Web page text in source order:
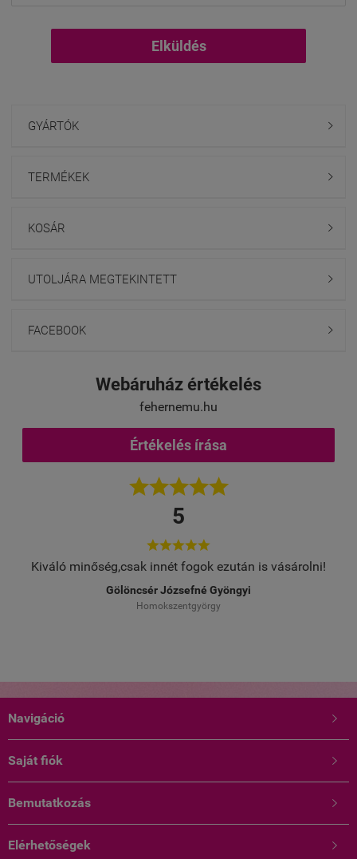
Elküldés
GYÁRTÓK 
TERMÉKEK 
KOSÁR 
UTOLJÁRA MEGTEKINTETT 
FACEBOOK 
Webáruház értékelés
fehernemu.hu
Értékelés írása

5

Kiváló minőség,csak innét fogok ezután is vásárolni!
Gölöncsér Józsefné Gyöngyi
Homokszentgyörgy
Navigáció 
Saját fiók 
Bemutatkozás 
Elérhetőségek 